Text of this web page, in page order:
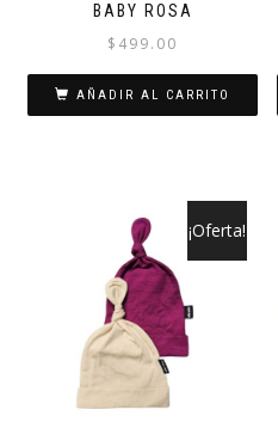
BABY ROSA
$ 499.00
AÑADIR AL CARRITO
¡Oferta!